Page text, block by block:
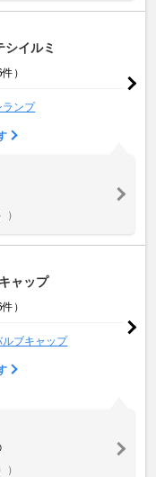
イルミ
件）
ランプ
ャップ
件）
ルブキャップ